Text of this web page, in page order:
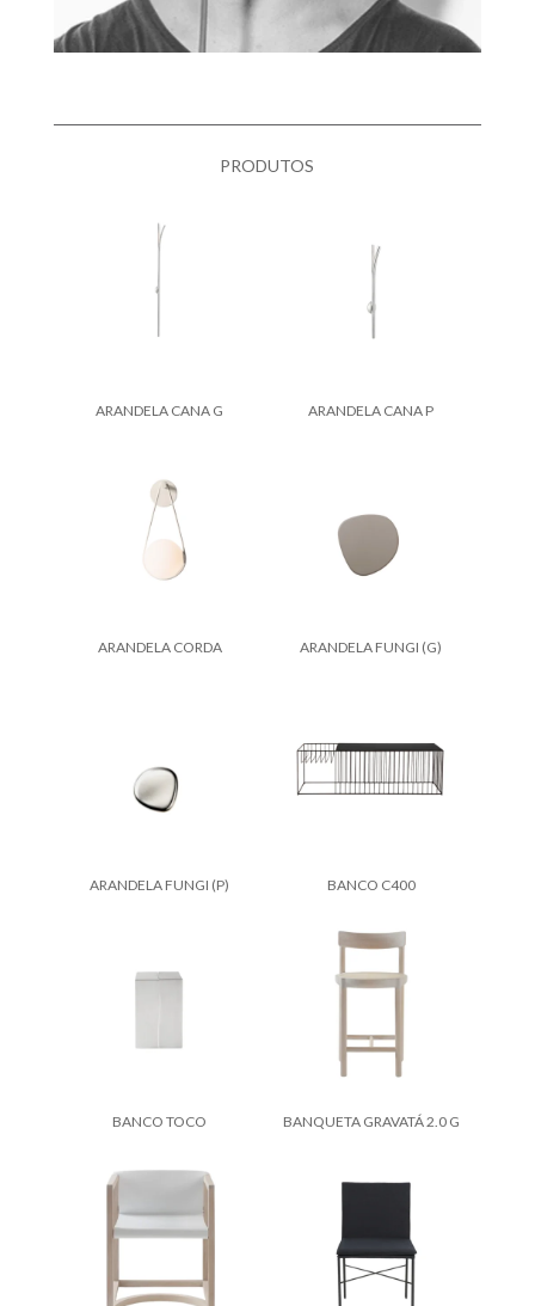
PRODUTOS
ARANDELA CANA G ARANDELA CANA P
ARANDELA CORDA ARANDELA FUNGI (G)
ARANDELA FUNGI (P) BANCO C400
BANCO TOCO BANQUETA GRAVATÁ 2.0 G